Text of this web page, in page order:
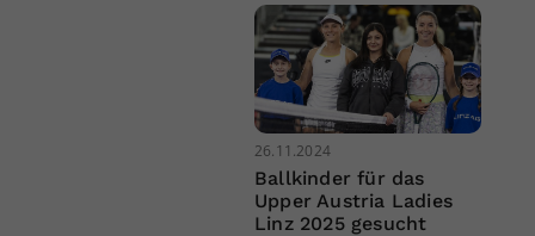
26.11.2024
Ballkinder für das
Upper Austria Ladies
Linz 2025 gesucht